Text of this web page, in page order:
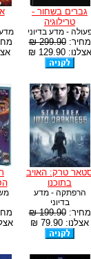
גברים בשחור -
טרילוגיה
- מדע בדיוני
מחיר:299.90 ₪
אצלנו: 129.90 ₪
טרק: האויב
בתוכנו
הרפתקה - מדע
בדיוני
מחיר:199.90 ₪
אצלנו: 79.90 ₪
אצלנו: